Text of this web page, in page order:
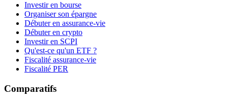
Investir en bourse
Organiser son épargne
Débuter en assurance-vie
Débuter en crypto
Investir en SCPI
Qu'est-ce qu'un ETF ?
Fiscalité assurance-vie
Fiscalité PER
Comparatifs